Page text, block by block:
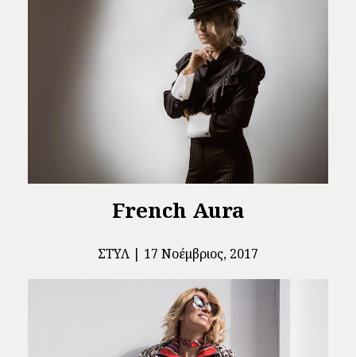
French Aura
ΣΤΥΛ 17 Νοέμβριος, 2017